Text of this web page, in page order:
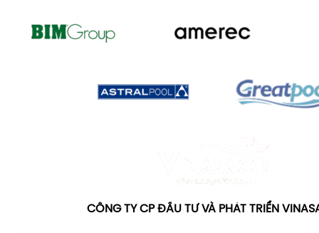
CÔNG TY CP ĐẦU TƯ VÀ PHÁT TRIỂN